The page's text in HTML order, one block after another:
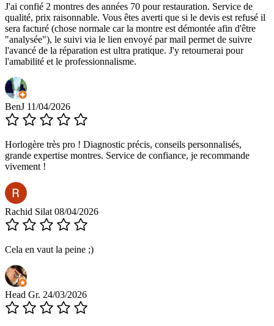
J'ai confié 2 montres des années 70 pour restauration. Service de
qualité, prix raisonnable. Vous êtes averti que si le devis est refusé il
sera facturé (chose normale car la montre est démontée afin d'être
"analysée"), le suivi via le lien envoyé par mail permet de suivre
l'avancé de la réparation est ultra pratique. J'y retournerai pour
l'amabilité et le professionnalisme.
BenJ 11/04/2026
Horlogère très pro ! Diagnostic précis, conseils personnalisés,
grande expertise montres. Service de confiance, je recommande
vivement !
Rachid Silat 08/04/2026
Cela en vaut la peine ;)
Head Gr. 24/03/2026